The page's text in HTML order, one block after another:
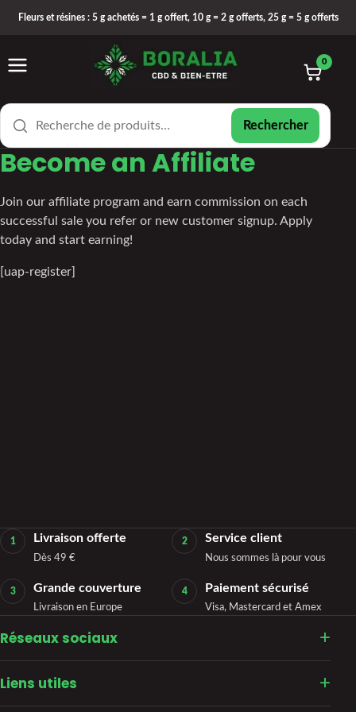
Fleurs et résines : 5 g achetés = 1 g offert, 10 g = 2 g offerts, 25 g = 5 g offerts
Rechercher un produit
Rechercher
0
Become an Affiliate
Join our affiliate program and earn commission on each
successful sale you refer or new customer signup. Apply
today and start earning!
[uap-register]
1 Livraison offerte
Dès 49 €
2 Service client
Nous sommes là pour vous
3 Grande couverture
Livraison en Europe
4 Paiement sécurisé
Visa, Mastercard et Amex
Réseaux sociaux
Liens utiles